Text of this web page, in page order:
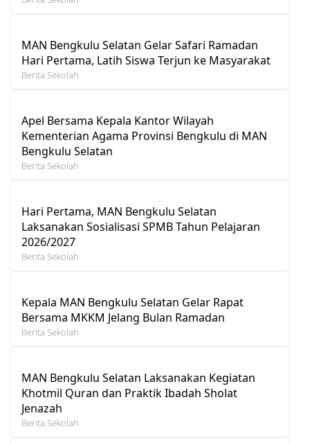
MAN Bengkulu Selatan Gelar Safari Ramadan
Hari Pertama, Latih Siswa Terjun ke Masyarakat
Berita Sekolah
Apel Bersama Kepala Kantor Wilayah
Kementerian Agama Provinsi Bengkulu di MAN
Bengkulu Selatan
Berita Sekolah
Hari Pertama, MAN Bengkulu Selatan
Laksanakan Sosialisasi SPMB Tahun Pelajaran
2026/2027
Berita Sekolah
Kepala MAN Bengkulu Selatan Gelar Rapat
Bersama MKKM Jelang Bulan Ramadan
Berita Sekolah
MAN Bengkulu Selatan Laksanakan Kegiatan
Khotmil Quran dan Praktik Ibadah Sholat
Jenazah
Berita Sekolah